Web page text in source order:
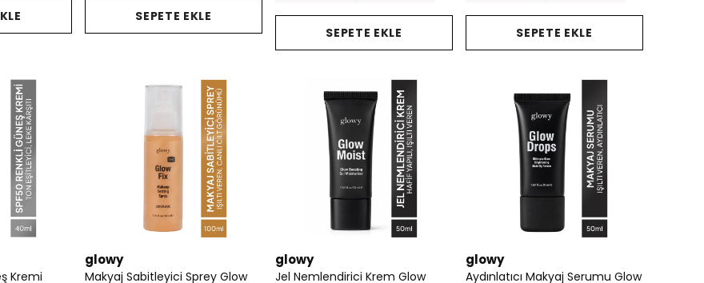
SEPETE EKLE
SEPETE EKLE SEPETE EKLE
Kremi
glowy
Makyaj Sabitleyici Sprey Glow
glowy
Jel Nemlendirici Krem Glow
glowy
Aydınlatıcı Makyaj Serumu Glow